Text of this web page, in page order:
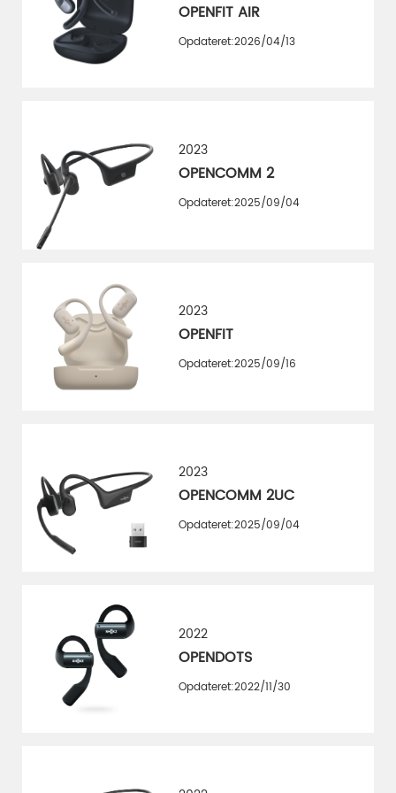
OPENFIT AIR
Opdateret:2026/04/13
2023
OPENCOMM 2
Opdateret:2025/09/04
2023
OPENFIT
Opdateret:2025/09/16
2023
OPENCOMM 2UC
Opdateret:2025/09/04
2022
OPENDOTS
Opdateret:2022/11/30